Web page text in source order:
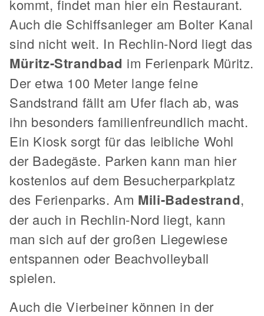
kommt, findet man hier ein Restaurant.
Auch die Schiffsanleger am Bolter Kanal
sind nicht weit. In Rechlin-Nord liegt das
Müritz-Strandbad im Ferienpark Müritz.
Der etwa 100 Meter lange feine
Sandstrand fällt am Ufer flach ab, was
ihn besonders familienfreundlich macht.
Ein Kiosk sorgt für das leibliche Wohl
der Badegäste. Parken kann man hier
kostenlos auf dem Besucherparkplatz
des Ferienparks. Am Mili-Badestrand,
der auch in Rechlin-Nord liegt, kann
man sich auf der großen Liegewiese
entspannen oder Beachvolleyball
spielen.
Auch die Vierbeiner können in der